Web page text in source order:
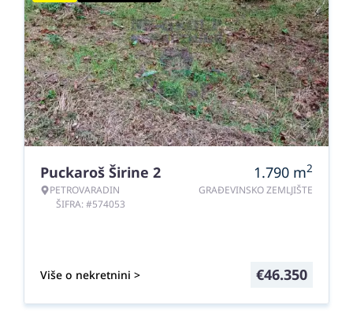
Puckaroš Širine 2
PETROVARADIN
ŠIFRA: #574053
1.790 m2
GRAĐEVINSKO ZEMLJIŠTE
Više o nekretnini > €46.350